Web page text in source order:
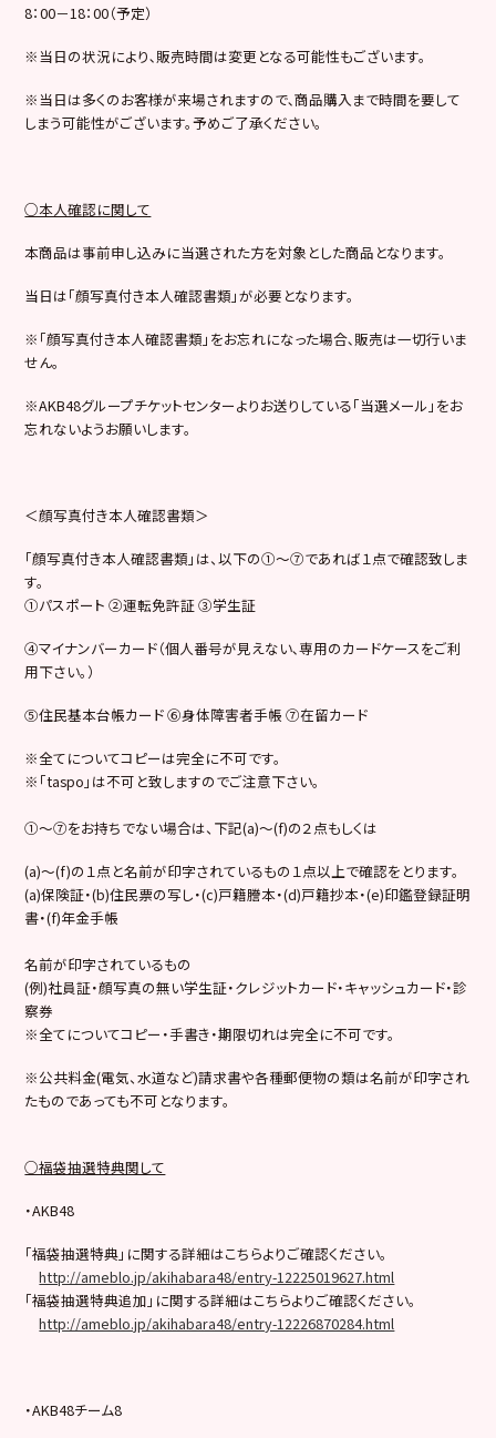
8：00－18：00（予定）
※当日の状況により､販売時間は変更となる可能性もございます。
※当日は多くのお客様が来場されますので､商品購入まで時間を要して
しまう可能性がございます。予めご了承ください。
○本人確認に関して
本商品は事前申し込みに当選された方を対象とした商品となります。
当日は「顔写真付き本人確認書類」が必要となります。
※「顔写真付き本人確認書類」をお忘れになった場合､販売は一切行いま
せん。
※AKB48グループチケットセンターよりお送りしている「当選メール」をお
忘れないようお願いします。
＜顔写真付き本人確認書類＞
「顔写真付き本人確認書類」は、以下の①～⑦であれば１点で確認致しま
す。
①パスポート ②運転免許証 ③学生証
④マイナンバーカード（個人番号が見えない､専用のカードケースをご利
用下さい。）
⑤住民基本台帳カード ⑥身体障害者手帳 ⑦在留カード
※全てについてコピーは完全に不可です。
※「taspo」は不可と致しますのでご注意下さい。
①～⑦をお持ちでない場合は、下記(a)～(f)の２点もしくは
(a)～(f)の１点と名前が印字されているもの１点以上で確認をとります。
(a)保険証・(b)住民票の写し・(c)戸籍謄本・(d)戸籍抄本・(e)印鑑登録証明
書・(f)年金手帳
名前が印字されているもの
(例)社員証・顔写真の無い学生証・クレジットカード・キャッシュカード・診
察券
※全てについてコピー・手書き・期限切れは完全に不可です。
※公共料金(電気、水道など)請求書や各種郵便物の類は名前が印字され
たものであっても不可となります。
○福袋抽選特典関して
・AKB48
「福袋抽選特典」に関する詳細はこちらよりご確認ください。
http://ameblo.jp/akihabara48/entry-12225019627.html
「福袋抽選特典追加」に関する詳細はこちらよりご確認ください。
http://ameblo.jp/akihabara48/entry-12226870284.html
・AKB48チーム8